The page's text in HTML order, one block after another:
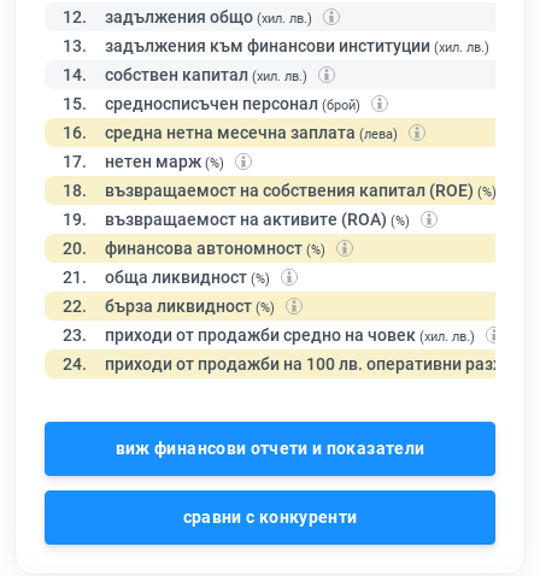
12. задължения общо (хил. лв.)
13. задължения към финансови институции (хил. лв.)
14. собствен капитал (хил. лв.)
15. средносписъчен персонал (брой)
16. средна нетна месечна заплата (лева)
17. нетен марж (%)
18. възвращаемост на собствения капитал (ROE) (%)
19. възвращаемост на активите (ROA) (%)
20. финансова автономност (%)
21. обща ликвидност (%)
22. бърза ликвидност (%)
23. приходи от продажби средно на човек (хил. лв.)
24. приходи от продажби на 100 лв. оперативни разходи
виж финансови отчети и показатели
сравни с конкуренти